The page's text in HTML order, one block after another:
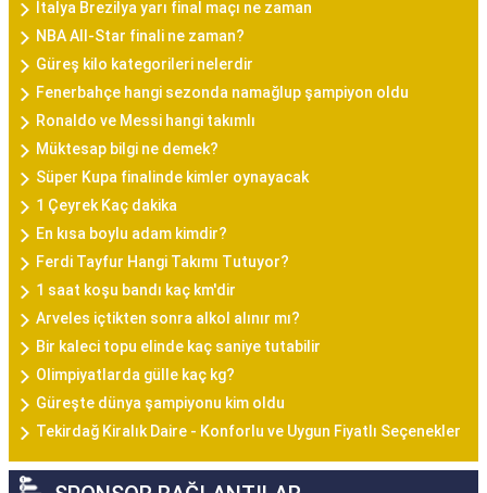
İtalya Brezilya yarı final maçı ne zaman
NBA All-Star finali ne zaman?
Güreş kilo kategorileri nelerdir
Fenerbahçe hangi sezonda namağlup şampiyon oldu
Ronaldo ve Messi hangi takımlı
Müktesap bilgi ne demek?
Süper Kupa finalinde kimler oynayacak
1 Çeyrek Kaç dakika
En kısa boylu adam kimdir?
Ferdi Tayfur Hangi Takımı Tutuyor?
1 saat koşu bandı kaç km'dir
Arveles içtikten sonra alkol alınır mı?
Bir kaleci topu elinde kaç saniye tutabilir
Olimpiyatlarda gülle kaç kg?
Güreşte dünya şampiyonu kim oldu
Tekirdağ Kiralık Daire - Konforlu ve Uygun Fiyatlı Seçenekler